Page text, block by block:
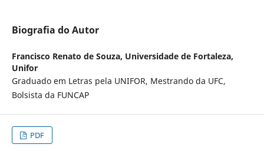
Biografia do Autor
Francisco Renato de Souza, Universidade de Fortaleza,
Unifor
Graduado em Letras pela UNIFOR, Mestrando da UFC,
Bolsista da FUNCAP
PDF